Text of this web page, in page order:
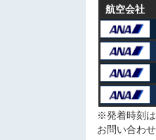
航空会社
※発着時刻
お問い合わせ